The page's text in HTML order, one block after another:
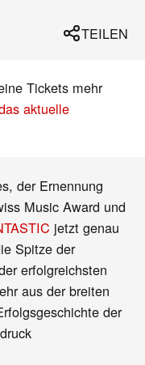
TEILEN
Tickets mehr
aktuelle
der Ernennung
Music Award und
jetzt genau
Spitze der
erfolgreichsten
aus der breiten
der